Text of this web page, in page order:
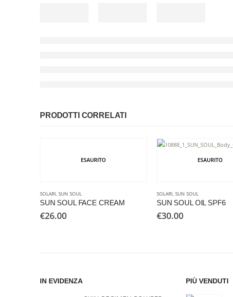
PRODOTTI CORRELATI
ESAURITO
SOLARI, SUN SOUL
SUN SOUL FACE CREAM
€26.00
ESAURITO
SOLARI, SUN SOUL
SUN SOUL OIL SPF6
€30.00
IN EVIDENZA PIÙ VENDUTI